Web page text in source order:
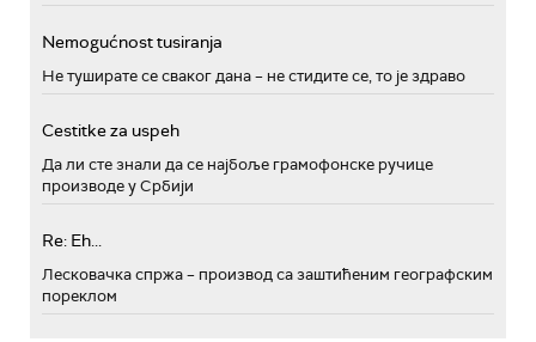
Nemogućnost tusiranja
Не туширате се сваког дана – не стидите се, то је здраво
Cestitke za uspeh
Да ли сте знали да се најбоље грамофонске ручице
производе у Србији
Re: Eh...
Лесковачка спржа – производ са заштићеним географским
пореклом